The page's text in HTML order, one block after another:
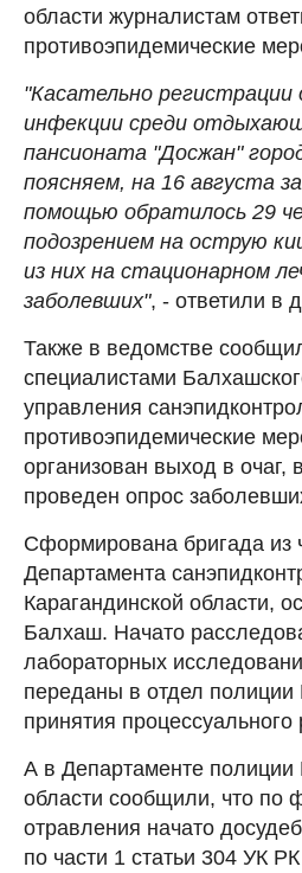
области журналистам
противоэпидемические
"Касательно
инфекции среди
пансионата "Досжан"
поясняем, на 16 августа
помощью обратилось 29
подозрением на острую
из них на стационарном
заболевших", - ответили в
Также в ведомстве
специалистами
управления
противоэпидемические
организован выход в очаг,
проведен опрос
Сформирована бригада из
Департамента
Карагандинской области,
Балхаш. Начато
лабораторных
переданы в отдел
принятия
А в Департаменте полиции
области сообщили, что по
отравления начато
по части 1 статьи 304 УК